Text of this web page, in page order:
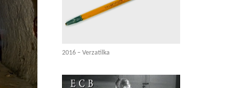
2016 – Verzatilka